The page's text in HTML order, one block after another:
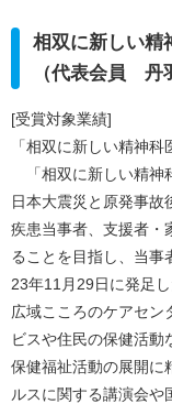
相双に新しい精
（代表会員 丹
[受賞対象業績]
「相双に新しい精神
「相双に新しい精神
日本大震災と原発事故
疾患当事者、支援者・
ることを目指し、当事
23年11月29日に発足
広域こころのケアセ
ビスや住民の保健活
保健福祉活動の展開に
ルスに関する講演会や